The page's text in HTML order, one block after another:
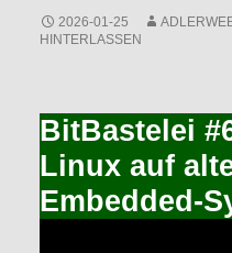
2026-01-25
HINTERLASSEN
BitBastelei
Linux auf
Embedded-